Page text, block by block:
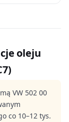
oleju
VW 502 00
co 10–12 tys.